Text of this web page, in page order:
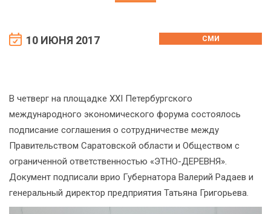
10 ИЮНЯ 2017 СМИ
В четверг на площадке XXI Петербургского
международного экономического форума состоялось
подписание соглашения о сотрудничестве между
Правительством Саратовской области и Обществом с
ограниченной ответственностью «ЭТНО-ДЕРЕВНЯ».
Документ подписали врио Губернатора Валерий Радаев и
генеральный директор предприятия Татьяна Григорьева.